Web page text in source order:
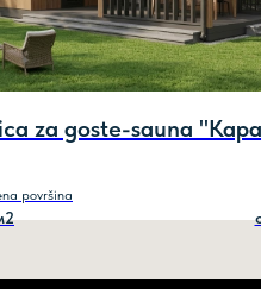
za goste-sauna
površina